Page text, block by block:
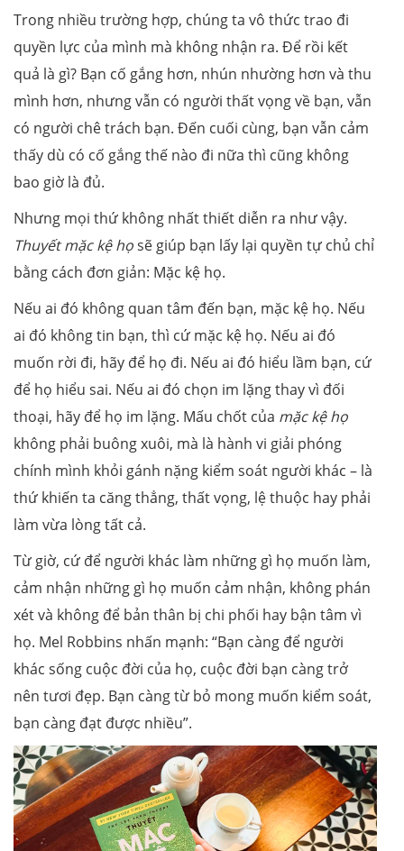
Trong nhiều trường hợp, chúng ta vô thức trao đi
quyền lực của mình mà không nhận ra. Để rồi kết
quả là gì? Bạn cố gắng hơn, nhún nhường hơn và thu
mình hơn, nhưng vẫn có người thất vọng về bạn, vẫn
có người chê trách bạn. Đến cuối cùng, bạn vẫn cảm
thấy dù có cố gắng thế nào đi nữa thì cũng không
bao giờ là đủ.
Nhưng mọi thứ không nhất thiết diễn ra như vậy.
Thuyết mặc kệ họsẽ giúp bạn lấy lại quyền tự chủ chỉ
bằng cách đơn giản: Mặc kệ họ.
Nếu ai đó không quan tâm đến bạn, mặc kệ họ. Nếu
ai đó không tin bạn, thì cứ mặc kệ họ. Nếu ai đó
muốn rời đi, hãy để họ đi. Nếu ai đó hiểu lầm bạn, cứ
để họ hiểu sai. Nếu ai đó chọn im lặng thay vì đối
thoại, hãy để họ im lặng. Mấu chốt của mặc kệ họ
không phải buông xuôi, mà là hành vi giải phóng
chính mình khỏi gánh nặng kiểm soát người khác – là
thứ khiến ta căng thẳng, thất vọng, lệ thuộc hay phải
làm vừa lòng tất cả.
Từ giờ, cứ để người khác làm những gì họ muốn làm,
cảm nhận những gì họ muốn cảm nhận, không phán
xét và không để bản thân bị chi phối hay bận tâm vì
họ. Mel Robbins nhấn mạnh: “Bạn càng để người
khác sống cuộc đời của họ, cuộc đời bạn càng trở
nên tươi đẹp. Bạn càng từ bỏ mong muốn kiểm soát,
bạn càng đạt được nhiều”.